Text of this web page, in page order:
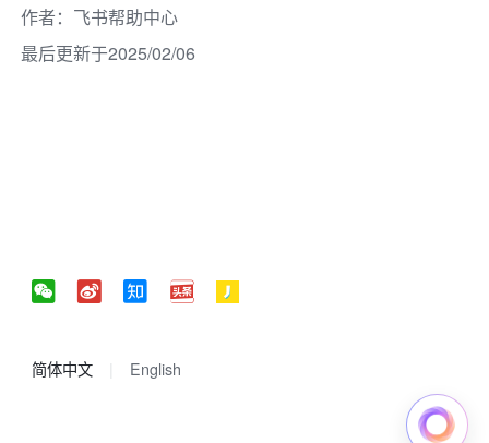
作者： 飞书帮助中心
最后更新于2025/02/06
简体中文 English